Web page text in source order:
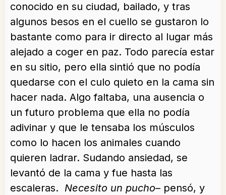
conocido en su ciudad, bailado, y tras
algunos besos en el cuello se gustaron lo
bastante como para ir directo al lugar más
alejado a coger en paz. Todo parecía estar
en su sitio, pero ella sintió que no podía
quedarse con el culo quieto en la cama sin
hacer nada. Algo faltaba, una ausencia o
un futuro problema que ella no podía
adivinar y que le tensaba los músculos
como lo hacen los animales cuando
quieren ladrar. Sudando ansiedad, se
levantó de la cama y fue hasta las
escaleras. Necesito un pucho– pensó, y